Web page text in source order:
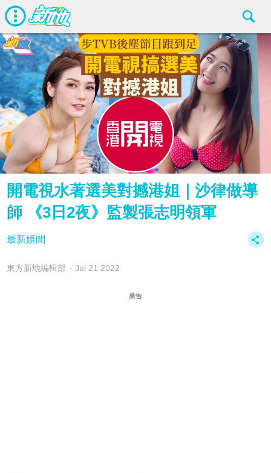
開電視水著選美對撼港姐｜沙律做導
師 《3日2夜》監製張志明領軍
最新娛聞
東方新地編輯部 Jul 21 2022
廣告